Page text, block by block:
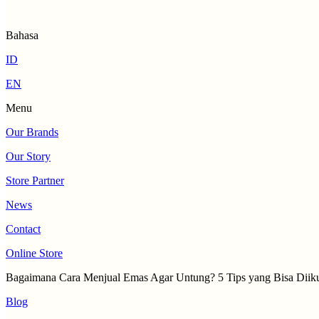
Bahasa
ID
EN
Menu
Our Brands
Our Story
Store Partner
News
Contact
Online Store
Bagaimana Cara Menjual Emas Agar Untung? 5 Tips yang Bisa
Blog